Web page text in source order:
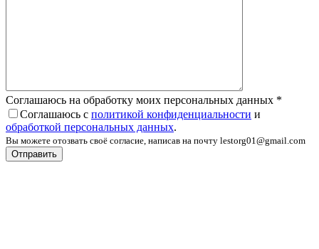
Соглашаюсь на обработку моих персональных данных *
Соглашаюсь с политикой конфиденциальности и
обработкой персональных данных.
Вы можете отозвать своё согласие, написав на почту lestorg01@gmail.com